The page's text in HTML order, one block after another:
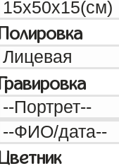
Полировка
Гравировка
Цветник